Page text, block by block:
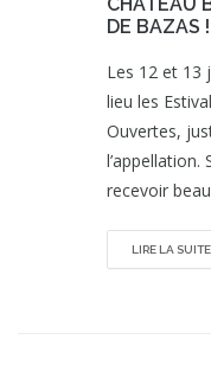
DE BAZAS !
Les 12 et 13
lieu les
Ouvertes,
l’appellation.
recevoir
LIRE LA SUITE